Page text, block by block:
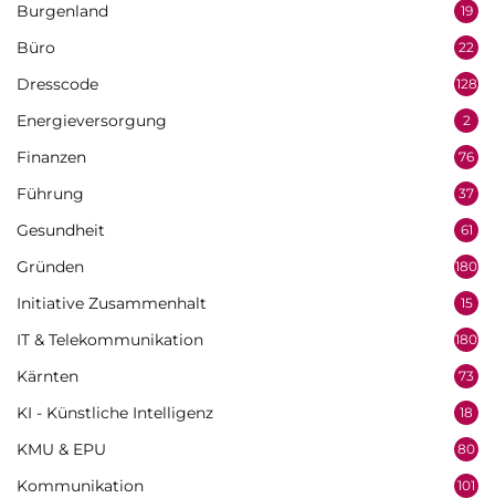
Burgenland 19
Büro 22
Dresscode 128
Energieversorgung 2
Finanzen 76
Führung 37
Gesundheit 61
Gründen 180
Initiative Zusammenhalt 15
IT & Telekommunikation 180
Kärnten 73
KI - Künstliche Intelligenz 18
KMU & EPU 80
Kommunikation 101